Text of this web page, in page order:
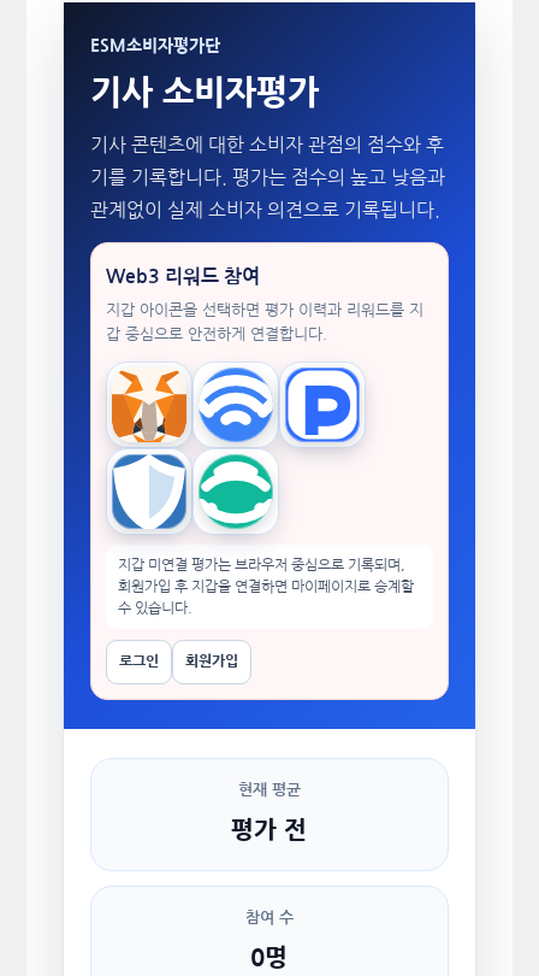
ESM소비자평가단
기사 소비자평가
기사 콘텐츠에 대한 소비자 관점의 점수와 후
기를 기록합니다. 평가는 점수의 높고 낮음과
관계없이 실제 소비자 의견으로 기록됩니다.
Web3 리워드 참여
지갑 아이콘을 선택하면 평가 이력과 리워드를 지
갑 중심으로 안전하게 연결합니다.
MetaMask WalletConnectTokenPocket
Trust Wallet imToken
지갑 미연결 평가는 브라우저 중심으로 기록되며,
회원가입 후 지갑을 연결하면 마이페이지로 승계할
수 있습니다.
로그인 회원가입
현재 평균
평가 전
참여 수
0명